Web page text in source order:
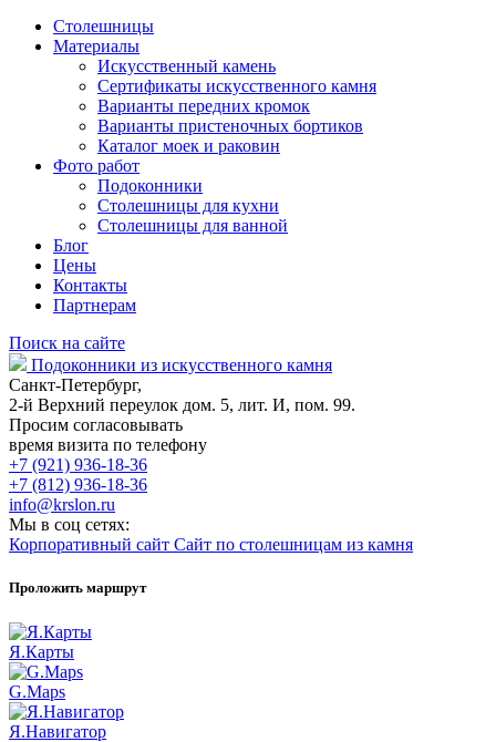
Столешницы
Материалы
Искусственный камень
Сертификаты искусственного камня
Варианты передних кромок
Варианты пристеночных бортиков
Каталог моек и раковин
Фото работ
Подоконники
Столешницы для кухни
Столешницы для ванной
Блог
Цены
Контакты
Партнерам
Поиск на сайте
Подоконники из искусственного камня
Санкт-Петербург,
2-й Верхний переулок дом. 5, лит. И, пом. 99.
Просим согласовывать
время визита по телефону
+7 (921) 936-18-36
+7 (812) 936-18-36
info@krslon.ru
Мы в соц сетях:
Корпоративный сайт Сайт по столешницам из камня
Проложить маршрут
Я.Карты
G.Maps
Я.Навигатор